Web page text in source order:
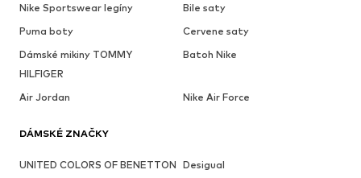
Nike Sportswear legíny
Bile saty
Puma boty
Cervene saty
Dámské mikiny TOMMY
HILFIGER
Batoh Nike
Air Jordan Nike Air Force
DÁMSKÉ ZNAČKY
UNITED COLORS OF BENETTON Desigual